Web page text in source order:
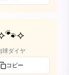
球ダイヤ
コピー